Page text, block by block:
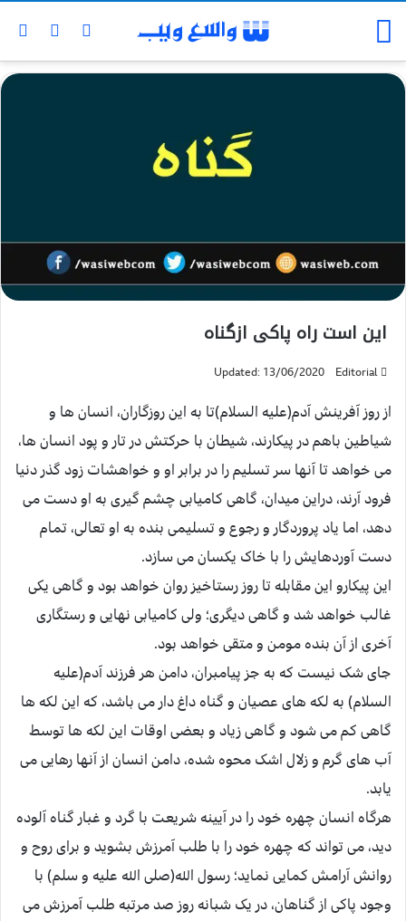
این است راه پاکی ازگناه
Editorial
Updated: 13/06/2020
از روز آفرینش آدم(علیه السلام)تا به این روزگاران، انسان ها و
شیاطین باهم در پیکارند، شیطان با حرکتش در تار و پود انسان ها،
می خواهد تا آنها سر تسلیم را در برابر او و خواهشات زود گذر دنیا
فرود آرند، دراین میدان، گاهی کامیابی چشم گیری به او دست می
دهد، اما یاد پروردگار و رجوع و تسلیمی بنده به او تعالی، تمام
دست آوردهایش را با خاک یکسان می سازد.
این پیکارو این مقابله تا روز رستاخیز روان خواهد بود و گاهی یکی
غالب خواهد شد و گاهی دیگری؛ ولی کامیابی نهایی و رستگاری
آخری از آن بنده مومن و متقی خواهد بود.
جای شک نیست که به جز پیامبران، دامن هر فرزند آدم(علیه
السلام) به لکه های عصیان و گناه داغ دار می باشد، که این لکه ها
گاهی کم می شود و گاهی زیاد و بعضی اوقات این لکه ها توسط
آب های گرم و زلال اشک محوه شده، دامن انسان از آنها رهایی می
یابد.
هرگاه انسان چهره خود را در آیینه شریعت با گرد و غبار گناه آلوده
دید، می تواند که چهره خود را با طلب آمرزش بشوید و برای روح و
روانش آرامش کمایی نماید؛ رسول الله(صلی الله علیه و سلم) با
وجود پاکی از گناهان، در یک شبانه روز صد مرتبه طلب آمرزش می